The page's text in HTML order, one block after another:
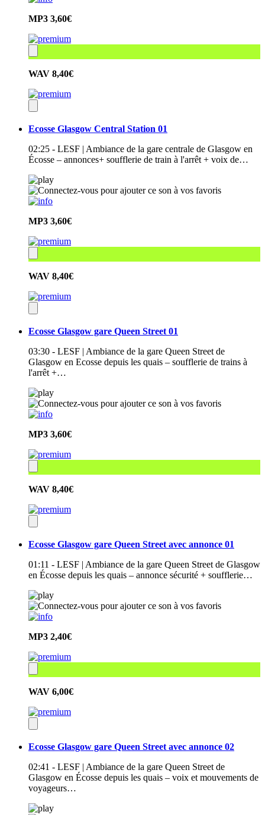
MP3 3,60€
WAV 8,40€
Ecosse Glasgow Central Station 01
02:25 - LESF | Ambiance de la gare centrale de Glasgow en
Écosse – annonces+ soufflerie de train à l'arrêt + voix de…
MP3 3,60€
WAV 8,40€
Ecosse Glasgow gare Queen Street 01
03:30 - LESF | Ambiance de la gare Queen Street de
Glasgow en Ecosse depuis les quais – soufflerie de trains à
l'arrêt +…
MP3 3,60€
WAV 8,40€
Ecosse Glasgow gare Queen Street avec annonce 01
01:11 - LESF | Ambiance de la gare Queen Street de Glasgow
en Écosse depuis les quais – annonce sécurité + soufflerie…
MP3 2,40€
WAV 6,00€
Ecosse Glasgow gare Queen Street avec annonce 02
02:41 - LESF | Ambiance de la gare Queen Street de
Glasgow en Écosse depuis les quais – voix et mouvements de
voyageurs…